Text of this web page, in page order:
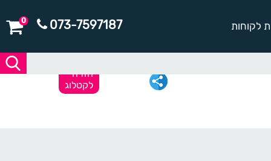
לקוחות 073-7597187
0
חזרה
לקטלוג